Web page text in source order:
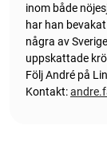
inom både
har han
några av
uppskattade
Följ André på
Kontakt: